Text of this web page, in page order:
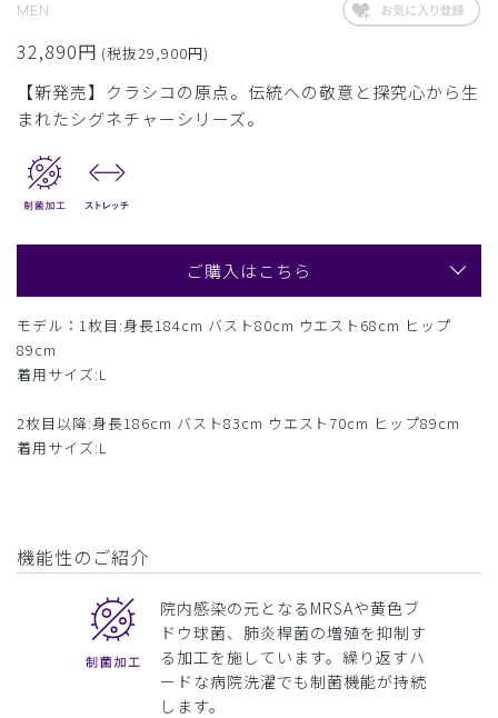
MEN
32,890円 (税抜29,900円)
【新発売】クラシコの原点。伝統への敬意と探究心から生
まれたシグネチャーシリーズ。
ご購入はこちら
モデル：1枚目:身長184cm バスト80cm ウエスト68cm ヒップ
89cm
着用サイズ:L
2枚目以降:身長186cm バスト83cm ウエスト70cm ヒップ89cm
着用サイズ:L
機能性のご紹介
院内感染の元となるMRSAや黄色ブ
ドウ球菌、肺炎桿菌の増殖を抑制す
る加工を施しています。繰り返すハ
ードな病院洗濯でも制菌機能が持続
します。